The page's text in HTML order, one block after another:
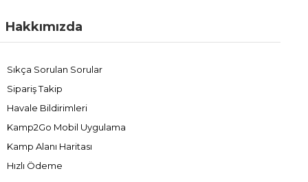
Hakkımızda
Sıkça Sorulan Sorular
Sipariş Takip
Havale Bildirimleri
Kamp2Go Mobil Uygulama
Kamp Alanı Haritası
Hızlı Ödeme